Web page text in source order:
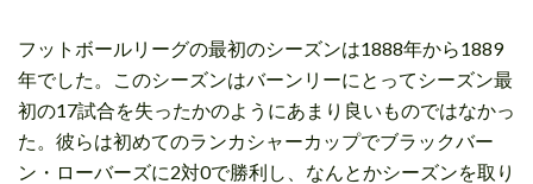
フットボールリーグの最初のシーズンは1888年から1889
年でした。このシーズンはバーンリーにとってシーズン最
初の17試合を失ったかのようにあまり良いものではなかっ
た。彼らは初めてのランカシャーカップでブラックバー
ン・ローバーズに2対0で勝利し、なんとかシーズンを取り